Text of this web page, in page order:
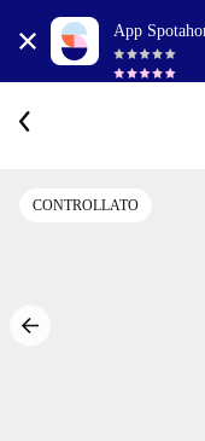
App
CONTROLLATO